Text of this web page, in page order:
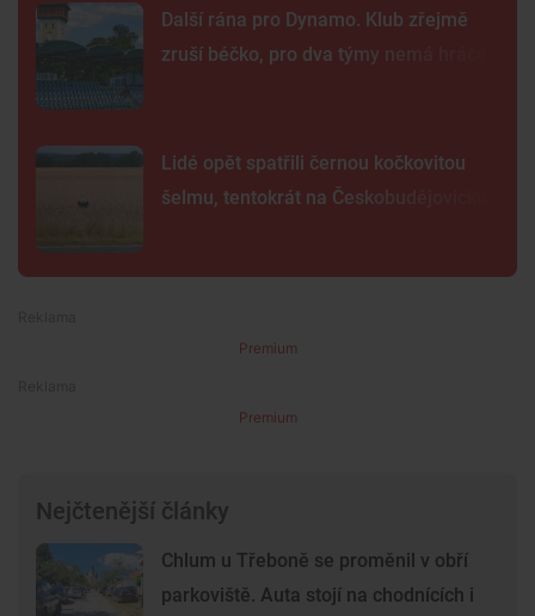
Další rána pro Dynamo. Klub zřejmě
zruší béčko, pro dva týmy nemá hráče
Lidé opět spatřili černou kočkovitou
šelmu, tentokrát na Českobudějovicku
Premium
Premium
Nejčtenější články
Chlum u Třeboně se proměnil v obří
parkoviště. Auta stojí na chodnících i